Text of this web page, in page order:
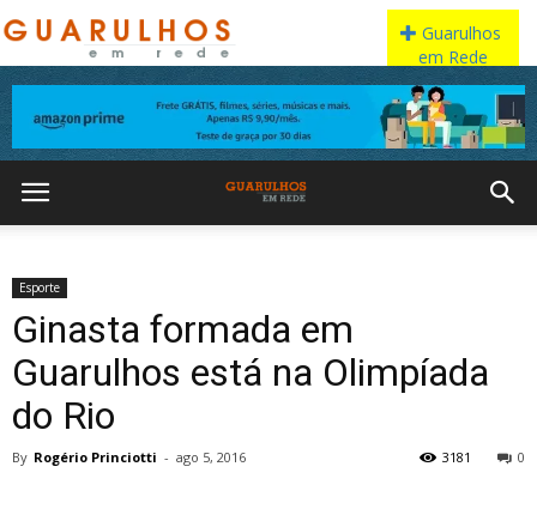
Esporte
Ginasta formada em
Guarulhos está na Olimpíada
do Rio
By Rogério Princiotti - ago 5, 2016 0
3181